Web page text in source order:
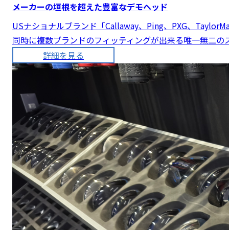
メーカーの垣根を超えた豊富なデモヘッド
USナショナルブランド「Callaway、Ping、PXG、
同時に複数ブランドのフィッティングが出来る唯一無二
詳細を見る